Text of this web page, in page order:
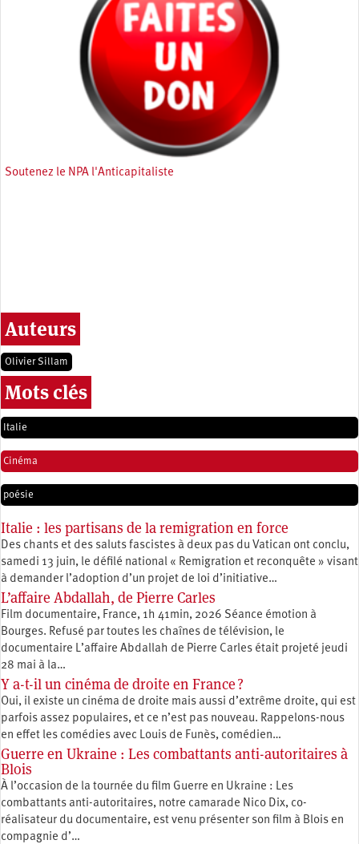
Soutenez le NPA l'Anticapitaliste
Auteurs
Olivier Sillam
Mots clés
Italie
Cinéma
poésie
Italie : les partisans de la remigration en force
Des chants et des saluts fascistes à deux pas du Vatican ont conclu,
samedi 13 juin, le défilé national « Remigration et reconquête » visant
à demander l’adoption d’un projet de loi d’initiative…
L’affaire Abdallah, de Pierre Carles
Film documentaire, France, 1h 41min, 2026 Séance émotion à
Bourges. Refusé par toutes les chaînes de télévision, le
documentaire L’affaire Abdallah de Pierre Carles était projeté jeudi
28 mai à la…
Y a-t-il un cinéma de droite en France ?
Oui, il existe un cinéma de droite mais aussi d’extrême droite, qui est
parfois assez populaires, et ce n’est pas nouveau. Rappelons-nous
en effet les comédies avec Louis de Funès, comédien…
Guerre en Ukraine : Les combattants anti-autoritaires à
Blois
À l’occasion de la tournée du film Guerre en Ukraine : Les
combattants anti-autoritaires, notre camarade Nico Dix, co-
réalisateur du documentaire, est venu présenter son film à Blois en
compagnie d’…